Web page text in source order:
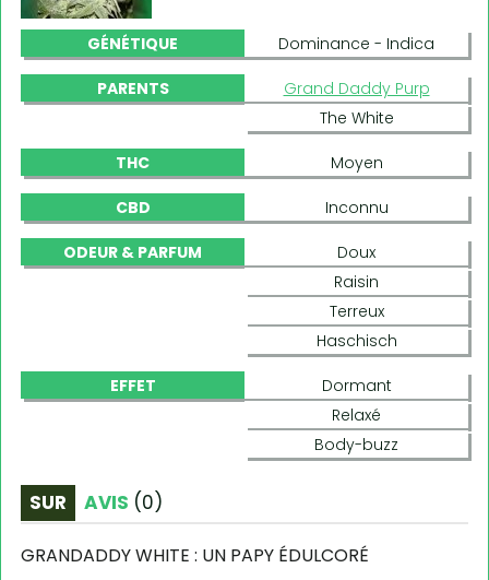
GÉNÉTIQUE Dominance - Indica
PARENTS
Grand Daddy Purp
The White
THC Moyen
CBD Inconnu
ODEUR & PARFUM
Doux
Raisin
Terreux
Haschisch
EFFET
Dormant
Relaxé
Body-buzz
SUR AVIS (0)
GRANDADDY WHITE : UN PAPY ÉDULCORÉ